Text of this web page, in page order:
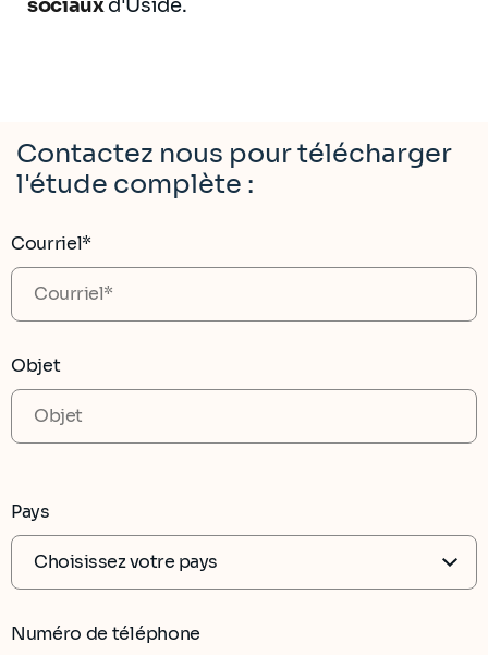
sociauxd'Uside.
Contactez nous pour télécharger
l'étude complète :
Courriel*
Objet
Pays
Numéro de téléphone